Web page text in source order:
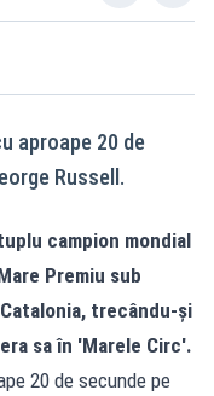
aproape 20 de
Russell.
campion mondial
Premiu sub
trecându-şi
sa în 'Marele Circ'.
20 de secunde pe